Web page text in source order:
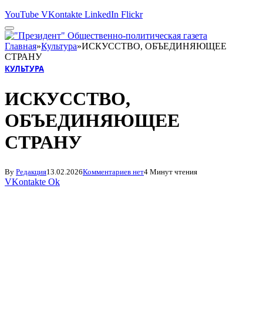
YouTube VKontakte LinkedIn Flickr
Главная»Культура»ИСКУССТВО, ОБЪЕДИНЯЮЩЕЕ
СТРАНУ
КУЛЬТУРА
ИСКУССТВО,
ОБЪЕДИНЯЮЩЕЕ
СТРАНУ
By Редакция13.02.2026Комментариев нет4 Минут чтения
VKontakte Ok